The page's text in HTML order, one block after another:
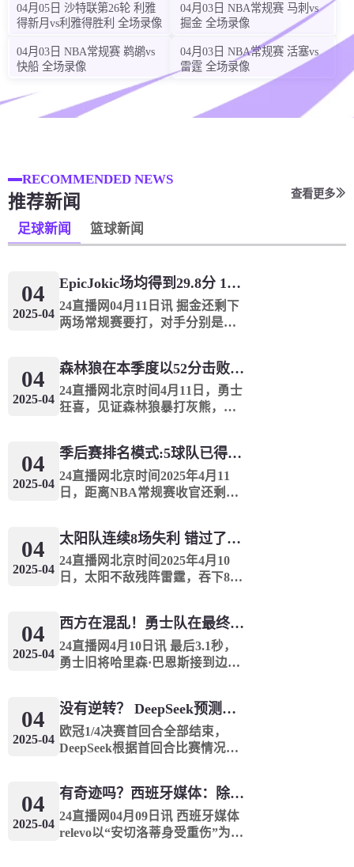
04月05日 沙特联第26轮 利雅
得新月vs利雅得胜利 全场录像
04月03日 NBA常规赛 马刺vs
掘金 全场录像
04月03日 NBA常规赛 鹈鹕vs
快船 全场录像
04月03日 NBA常规赛 活塞vs
雷霆 全场录像
RECOMMENDED NEWS
推荐新闻 查看更多
足球新闻 篮球新闻
04
2025-04
Epic️Jokic场均得到29.8分 12.8个篮板和10.2次助攻 平均三双很容易吗？
24直播网04月11日讯 掘金还剩下
两场常规赛要打，对手分别是灰
2027分869篮板696助攻，最后两
场常规赛如果全部出战，他只
需...
04
2025-04
森林狼在本季度以52分击败了灰熊！一个部分中的21个中有18个！骑着摇头丸的战士第六 湖船不舒服
24直播网北京时间4月11日，勇士
狂喜，见证森林狼暴打灰熊，一
NBA这么疯狂的进攻表演，森林
狼对阵灰熊的第3节，狼队打出了
单节52...
04
2025-04
季后赛排名模式:5球队已得到确认 西方有一支悲惨的3-8队
24直播网北京时间2025年4月11
日，距离NBA常规赛收官还剩3
火箭分别锁定西部前两名，骑士
凯尔特人分别锁定东部前两名，
魔术...
04
2025-04
太阳队连续8场失利 错过了季后赛 1.5亿巨人完全失败了
24直播网北京时间2025年4月10
日，太阳不敌残阵雷霆，吞下8连
胜，在仅剩两场比赛的情况下，
无论如何他们也无法超过独行
侠，这也意...
04
2025-04
西方在混乱！勇士队在最终成绩中排名第七 湖人队晋级季后赛 火箭向快船送了礼物
24直播网4月10日讯 最后3.1秒，
勇士旧将哈里森·巴恩斯接到边线
马刺114比111绝杀勇士。曾经的
湾区黑鹰用三分绝杀狠狠地...
04
2025-04
没有逆转？ DeepSeek预测冠军联赛的第二回合：4支球队在第一回合中获胜 枪手输了
欧冠1/4决赛首回合全部结束，
DeepSeek根据首回合比赛情况，
合赢球的4支球队均晋级。阿森纳
vs皇马阿森纳首回合主场3球大...
04
2025-04
有奇迹吗？西班牙媒体：除非皇马转过身赢得西甲或欧洲冠军
24直播网04月09日讯 西班牙媒体
relevo以“安切洛蒂身受重伤”为